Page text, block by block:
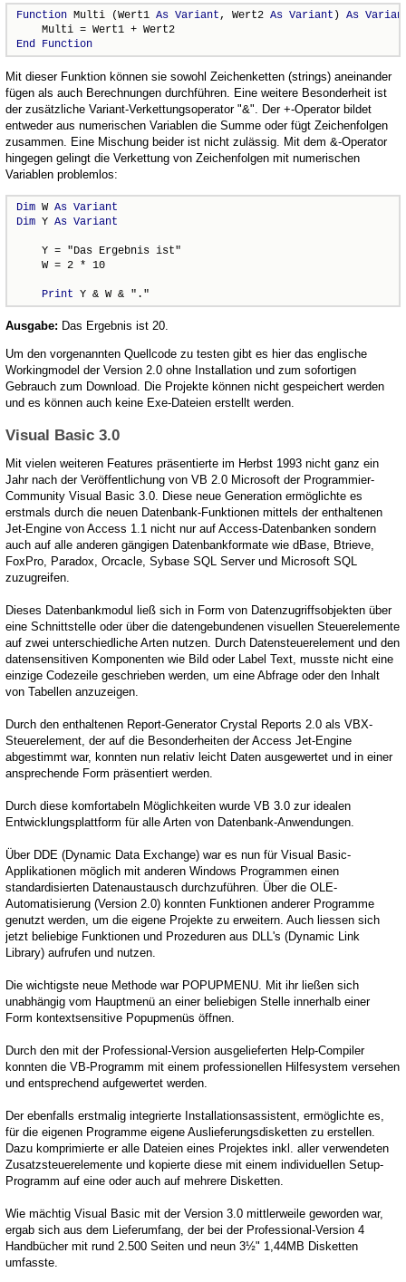
Function Multi (Wert1 As Variant, Wert2 As Variant ) As
End Function
Mit dieser Funktion können sie sowohl Zeichenketten (strings) aneinander
fügen als auch Berechnungen durchführen. Eine weitere Besonderheit ist
der zusätzliche Variant-Verkettungsoperator "&". Der +-Operator bildet
entweder aus numerischen Variablen die Summe oder fügt Zeichenfolgen
zusammen. Eine Mischung beider ist nicht zulässig. Mit dem &-Operator
hingegen gelingt die Verkettung von Zeichenfolgen mit numerischen
Variablen problemlos:
Dim W As Variant
Dim Y As Variant
    Y = "Das Ergebnis ist"
    W = 2 * 10
Print Y & W & "."
Ausgabe: Das Ergebnis ist 20.
Um den vorgenannten Quellcode zu testen gibt es hier das englische
Workingmodel der Version 2.0 ohne Installation und zum sofortigen
Gebrauch zum Download. Die Projekte können nicht gespeichert werden
und es können auch keine Exe-Dateien erstellt werden.
Visual Basic 3.0
Mit vielen weiteren Features präsentierte im Herbst 1993 nicht ganz ein
Jahr nach der Veröffentlichung von VB 2.0 Microsoft der Programmier-
Community Visual Basic 3.0. Diese neue Generation ermöglichte es
erstmals durch die neuen Datenbank-Funktionen mittels der enthaltenen
Jet-Engine von Access 1.1 nicht nur auf Access-Datenbanken sondern
auch auf alle anderen gängigen Datenbankformate wie dBase, Btrieve,
FoxPro, Paradox, Orcacle, Sybase SQL Server und Microsoft SQL
zuzugreifen.
Dieses Datenbankmodul ließ sich in Form von Datenzugriffsobjekten über
eine Schnittstelle oder über die datengebundenen visuellen Steuerelemente
auf zwei unterschiedliche Arten nutzen. Durch Datensteuerelement und den
datensensitiven Komponenten wie Bild oder Label Text, musste nicht eine
einzige Codezeile geschrieben werden, um eine Abfrage oder den Inhalt
von Tabellen anzuzeigen.
Durch den enthaltenen Report-Generator Crystal Reports 2.0 als VBX-
Steuerelement, der auf die Besonderheiten der Access Jet-Engine
abgestimmt war, konnten nun relativ leicht Daten ausgewertet und in einer
ansprechende Form präsentiert werden.
Durch diese komfortabeln Möglichkeiten wurde VB 3.0 zur idealen
Entwicklungsplattform für alle Arten von Datenbank-Anwendungen.
Über DDE (Dynamic Data Exchange) war es nun für Visual Basic-
Applikationen möglich mit anderen Windows Programmen einen
standardisierten Datenaustausch durchzuführen. Über die OLE-
Automatisierung (Version 2.0) konnten Funktionen anderer Programme
genutzt werden, um die eigene Projekte zu erweitern. Auch liessen sich
jetzt beliebige Funktionen und Prozeduren aus DLL's (Dynamic Link
Library) aufrufen und nutzen.
Die wichtigste neue Methode war POPUPMENU. Mit ihr ließen sich
unabhängig vom Hauptmenü an einer beliebigen Stelle innerhalb einer
Form kontextsensitive Popupmenüs öffnen.
Durch den mit der Professional-Version ausgelieferten Help-Compiler
konnten die VB-Programm mit einem professionellen Hilfesystem versehen
und entsprechend aufgewertet werden.
Der ebenfalls erstmalig integrierte Installationsassistent, ermöglichte es,
für die eigenen Programme eigene Auslieferungsdisketten zu erstellen.
Dazu komprimierte er alle Dateien eines Projektes inkl. aller verwendeten
Zusatzsteuerelemente und kopierte diese mit einem individuellen Setup-
Programm auf eine oder auch auf mehrere Disketten.
Wie mächtig Visual Basic mit der Version 3.0 mittlerweile geworden war,
ergab sich aus dem Lieferumfang, der bei der Professional-Version 4
Handbücher mit rund 2.500 Seiten und neun 3½" 1,44MB Disketten
umfasste.